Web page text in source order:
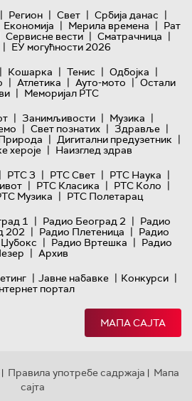
| Регион | Свет | Србија данас |
Економија | Мерила времена | Рат
Сервисне вести | Сматрачница |
| ЕУ могућности 2026
| Кошарка | Тенис | Одбојка |
| Атлетика | Ауто-мото | Остали
| Меморијал РТС
| Занимљивости | Музика |
| Свет познатих | Здравље |
| Дигитални предузетник |
хероје | Наизглед здрав
| РТС 3 | РТС Свет | РТС Наука |
| РТС Класика | РТС Коло |
Музика | РТС Полетарац
1 | Радио Београд 2 | Радио
202 | Радио Плетеница | Радио
| Радио Вртешка | Радио
| Архив
| Јавне набавке | Конкурси |
портал
МАПА САЈТА
| Правила употребе садржаја | Мапа
сајта